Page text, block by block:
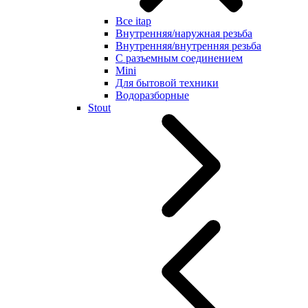
Все itap
Внутренняя/наружная резьба
Внутренняя/внутренняя резьба
С разъемным соединением
Mini
Для бытовой техники
Водоразборные
Stout